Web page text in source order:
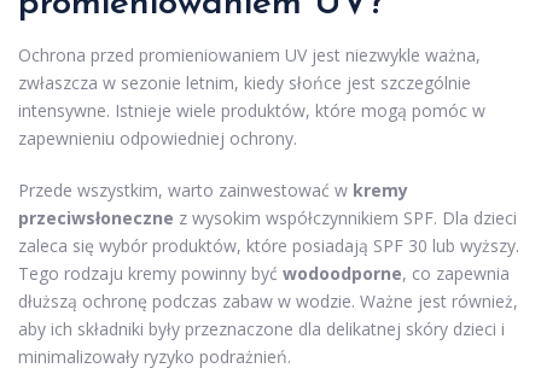
Ochrona przed promieniowaniem UV jest niezwykle ważna,
zwłaszcza w sezonie letnim, kiedy słońce jest szczególnie
intensywne. Istnieje wiele produktów, które mogą pomóc w
zapewnieniu odpowiedniej ochrony.
Przede wszystkim, warto zainwestować w kremy
przeciwsłoneczne z wysokim współczynnikiem SPF. Dla dzieci
zaleca się wybór produktów, które posiadają SPF 30 lub wyższy.
Tego rodzaju kremy powinny być wodoodporne, co zapewnia
dłuższą ochronę podczas zabaw w wodzie. Ważne jest również,
aby ich składniki były przeznaczone dla delikatnej skóry dzieci i
minimalizowały ryzyko podrażnień.